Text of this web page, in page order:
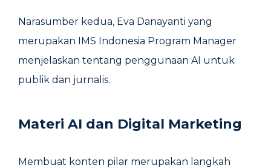
Narasumber kedua, Eva Danayanti yang
merupakan IMS Indonesia Program Manager
menjelaskan tentang penggunaan AI untuk
publik dan jurnalis.
Materi AI dan Digital Marketing
Membuat konten pilar merupakan langkah